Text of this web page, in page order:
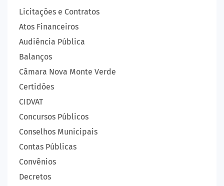
Licitações e Contratos
Atos Financeiros
Audiência Pública
Balanços
Câmara Nova Monte Verde
Certidões
CIDVAT
Concursos Públicos
Conselhos Municipais
Contas Públicas
Convênios
Decretos